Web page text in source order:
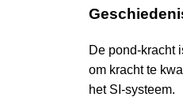
De pond-kracht
om kracht te
het SI-systeem.